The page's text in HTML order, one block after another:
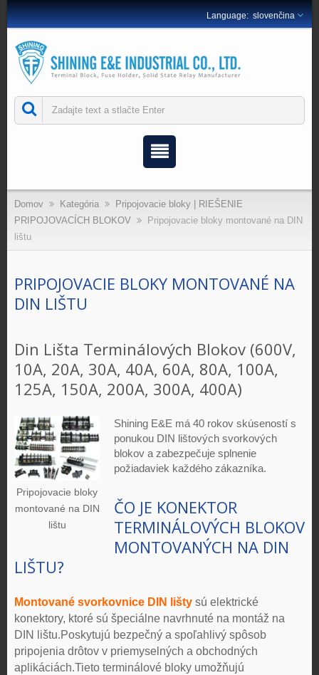
slovenčina
Domov Kategória
Pripojovacie bloky | RIEŠENIE
PRIPOJOVACÍCH BLOKOV
Pripojovacie bloky montované na DIN
lištu
PRIPOJOVACIE BLOKY MONTOVANÉ NA
DIN LIŠTU
Din Lišta Terminálových Blokov (600V,
10A, 20A, 30A, 40A, 60A, 80A, 100A,
125A, 150A, 200A, 300A, 400A)
Pripojovacie bloky
montované na DIN
lištu
Shining E&E má 40 rokov skúseností s
ponukou DIN lištových svorkových
blokov a zabezpečuje splnenie
požiadaviek každého zákazníka.
ČO JE KONEKTOR
TERMINÁLOVÝCH BLOKOV
MONTOVANÝCH NA DIN
LIŠTU?
Montované svorkovnice DIN lišty sú elektrické
konektory, ktoré sú špeciálne navrhnuté na montáž na
DIN lištu.Poskytujú bezpečný a spoľahlivý spôsob
pripojenia drôtov v priemyselných a obchodných
aplikáciách.Tieto terminálové bloky umožňujú